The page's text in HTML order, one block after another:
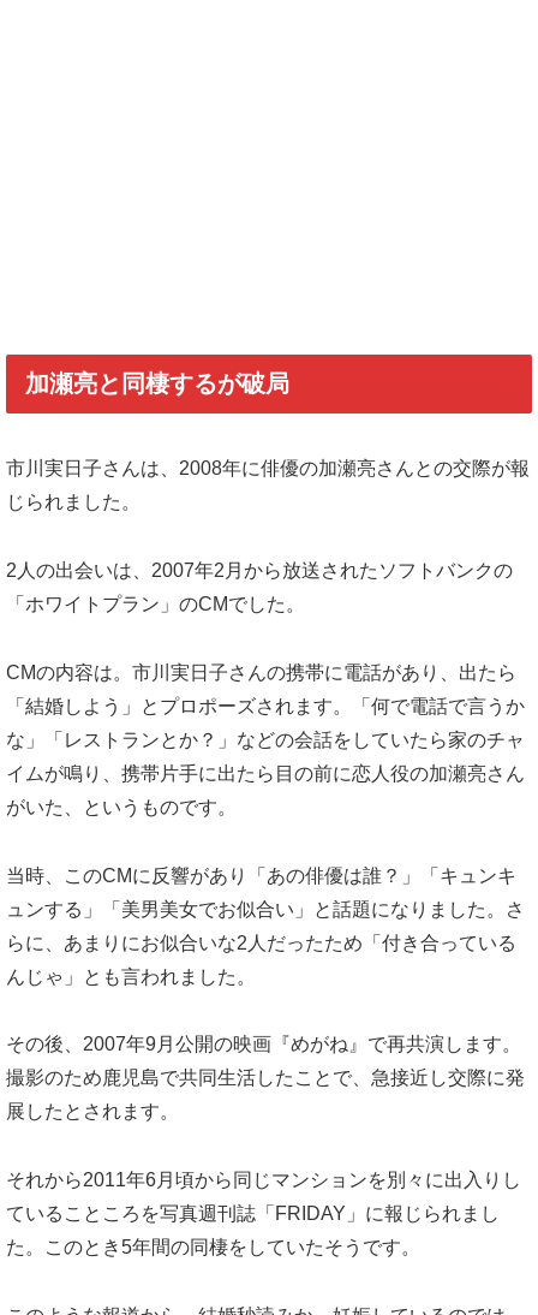
加瀬亮と同棲するが破局
市川実日子さんは、2008年に俳優の加瀬亮さんとの交際が報
じられました。
2人の出会いは、2007年2月から放送されたソフトバンクの
「ホワイトプラン」のCMでした。
CMの内容は。市川実日子さんの携帯に電話があり、出たら
「結婚しよう」とプロポーズされます。「何で電話で言うか
な」「レストランとか？」などの会話をしていたら家のチャ
イムが鳴り、携帯片手に出たら目の前に恋人役の加瀬亮さん
がいた、というものです。
当時、このCMに反響があり「あの俳優は誰？」「キュンキ
ュンする」「美男美女でお似合い」と話題になりました。さ
らに、あまりにお似合いな2人だったため「付き合っている
んじゃ」とも言われました。
その後、2007年9月公開の映画『めがね』で再共演します。
撮影のため鹿児島で共同生活したことで、急接近し交際に発
展したとされます。
それから2011年6月頃から同じマンションを別々に出入りし
ていることころを写真週刊誌「FRIDAY」に報じられまし
た。このとき5年間の同棲をしていたそうです。